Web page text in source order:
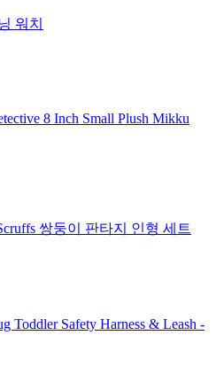
워치
8 Inch Small Plush Mikku
쌍둥이 판타지 인형 세트
Toddler Safety Harness & Leash -